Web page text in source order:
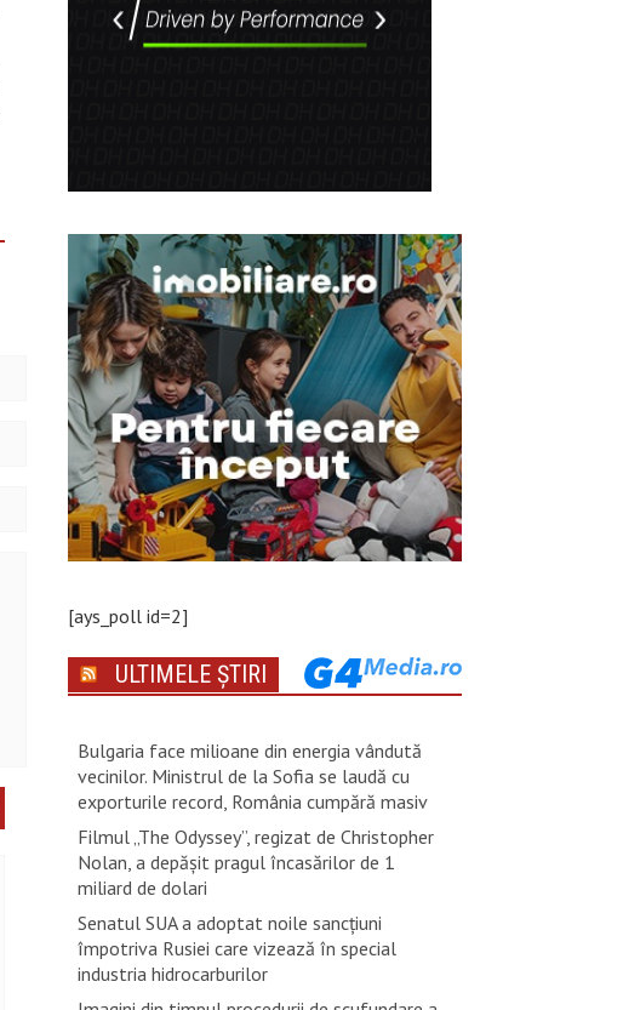
[ays_poll id=2]
ULTIMELE ȘTIRI
Bulgaria face milioane din energia vândută
vecinilor. Ministrul de la Sofia se laudă cu
exporturile record, România cumpără masiv
Filmul „The Odyssey”, regizat de Christopher
Nolan, a depăşit pragul încasărilor de 1
miliard de dolari
Senatul SUA a adoptat noile sancţiuni
împotriva Rusiei care vizează în special
industria hidrocarburilor